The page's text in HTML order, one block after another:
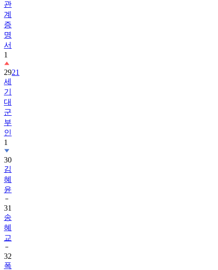
관
계
증
명
서
1
2921
세
기
대
군
부
인
1
30
김
혜
윤
31
송
혜
교
32
폭